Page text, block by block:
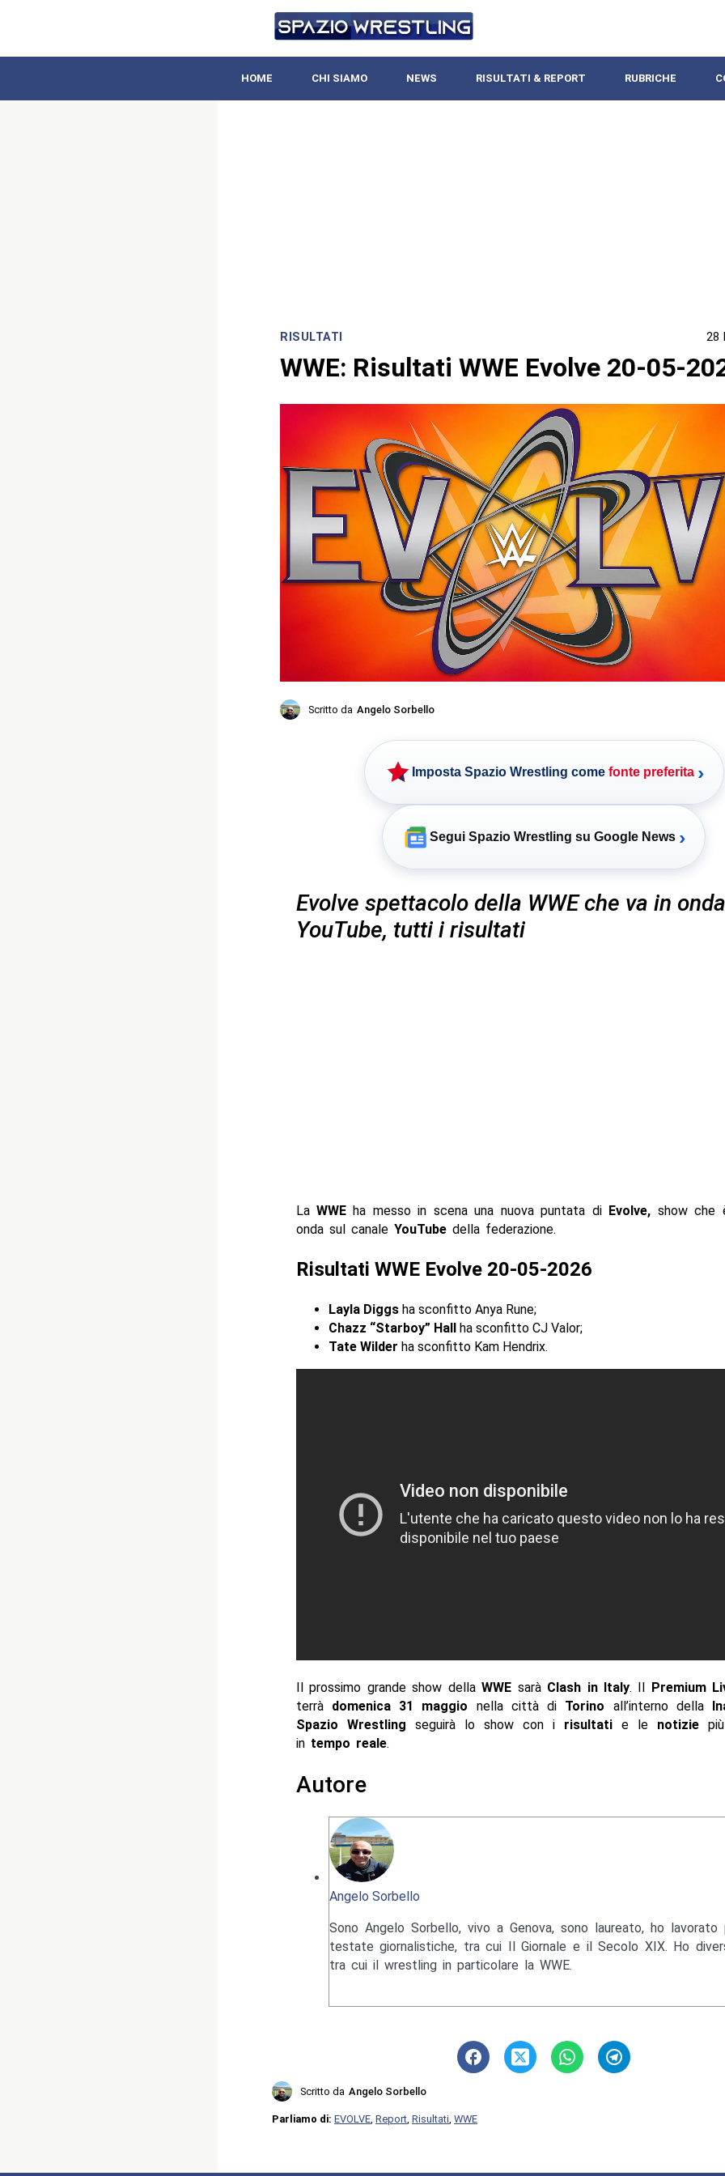
HOME CHI SIAMO NEWS RISULTATI & REPORT RUBRICHE
RISULTATI 28
WWE: Risultati WWE Evolve 20-05-
Scritto da Angelo Sorbello
Imposta Spazio Wrestling come fonte preferita ›
Segui Spazio Wrestling su Google News ›
Evolve spettacolo della WWE che va in
YouTube, tutti i risultati
LaWWE ha messo in scena una nuova puntata di Evolve, show che
onda sul canale YouTubedella federazione.
Risultati WWE Evolve 20-05-2026
Layla Diggsha sconfitto Anya Rune;
Chazz “Starboy” Hallha sconfitto CJ Valor;
Tate Wilder ha sconfitto Kam Hendrix.
Il prossimo grande show dellaWWE saràClash in Italy. Il Premium
terrà domenica 31 maggio nella città di Torino all’interno della
Spazio Wrestling seguirà lo show con i risultati e le notizie
in tempo reale.
Autore
Angelo Sorbello
Sono Angelo Sorbello, vivo a Genova, sono laureato, ho lavorato
testate giornalistiche, tra cui Il Giornale e il Secolo XIX. Ho
tra cui il wrestling in particolare la WWE.
Scritto da Angelo Sorbello
Parliamo di: EVOLVE, Report, Risultati, WWE